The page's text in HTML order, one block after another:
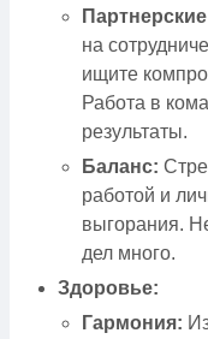
на
ищите
Работа в
результаты.
Баланс:
работой и
выгорания.
дел много.
Здоровье:
Гармония: